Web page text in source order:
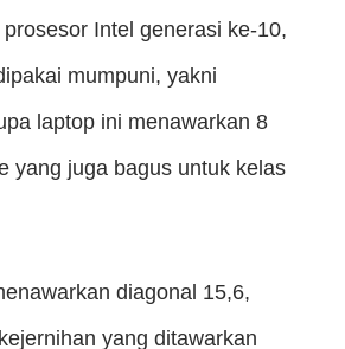
Intel generasi ke-10,
mumpuni, yakni
laptop ini menawarkan 8
yang juga bagus untuk kelas
diagonal 15,6,
yang ditawarkan